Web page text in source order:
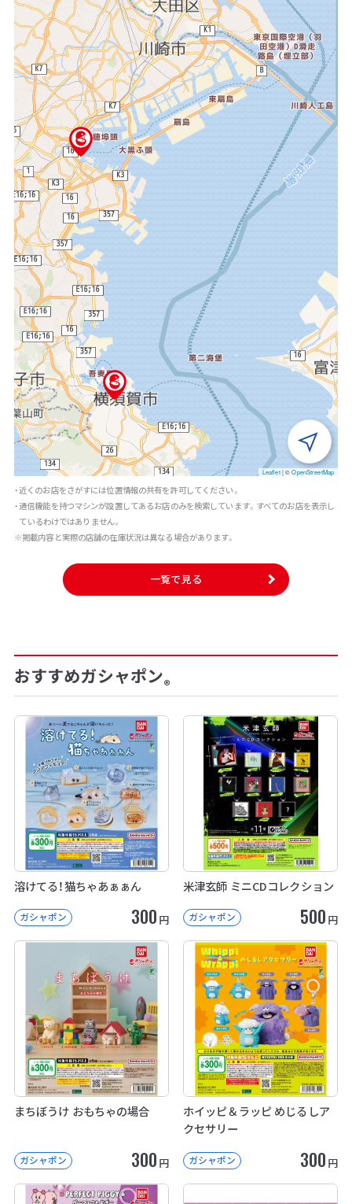
Leaflet |©OpenStreetMap
・近くのお店をさがすには位置情報の共有を許可してください。
・通信機能を持つマシンが設置してあるお店のみを検索しています。すべてのお店を表示し
ているわけではありません。
※掲載内容と実際の店舗の在庫状況は異なる場合があります。
一覧で見る
おすすめガシャポン®
溶けてる！猫ちゃあぁぁん
ガシャポン 300 円
米津玄師 ミニCDコレクション
ガシャポン 500 円
まちぼうけ おもちゃの場合
ガシャポン 300 円
ホイッピ＆ラッピ めじるしア
クセサリー
ガシャポン 300 円